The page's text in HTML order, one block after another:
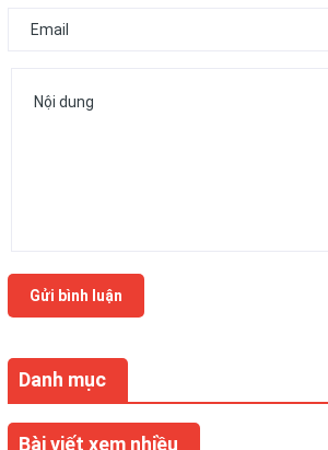
Danh mục
Bài viết xem nhiều
Gửi bình luận